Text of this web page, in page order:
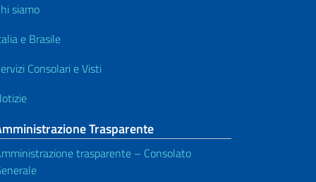
siamo
e Brasile
Consolari e Visti
Trasparente
trasparente – Consolato